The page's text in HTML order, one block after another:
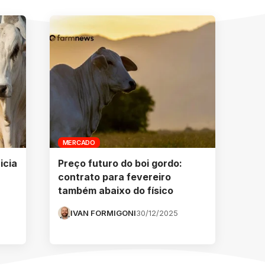
MERCADO
Preço futuro do boi gordo:
contrato para fevereiro
também abaixo do físico
IVAN FORMIGONI30/12/2025